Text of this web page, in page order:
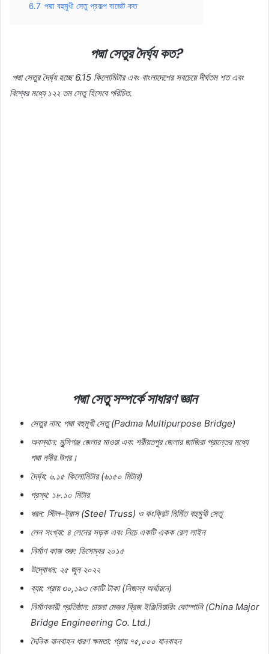
6.7 পদ্মা বহুমুখী সেতু প্রকল্প বাজেট কত
পদ্মা সেতুর দৈর্ঘ্য কত?
পদ্মা সেতুর দৈর্ঘ্য হচ্ছে 6.15 কিলোমিটার এবং বাংলাদেশের সবচেয়ে দীর্ঘতম শত এবং
বিশ্বের মধ্যে ১২২ তম সেতু হিসেবে পরিচিত.
পদ্মা সেতুসম্পর্কেসাধারণজ্ঞান
সেতুর নাম: পদ্মা বহুমুখী সেতু(Padma Multipurpose Bridge)
অবস্থান: মুন্সিগঞ্জ জেলার মাওয়া এবং শরীয়তপুর জেলার জাজিরা প্রান্তের মধ্যে
পদ্মা নদীর উপর।
দৈর্ঘ্য: ৬.১৫ কিলোমিটার(৬১৫০ মিটার)
প্রস্থ: ১৮.১০ মিটার
ধরন: স্টিল–ট্রাস(Steel Truss) ও কংক্রিট নির্মিত বহুমুখী সেতু
লেন সংখ্যা: ৪ লেনের সড়ক এবং নিচে একটি একক রেল লাইন
নির্মাণ কাজ শুরু: ডিসেম্বর ২০১৫
উদ্বোধন: ২৫ জুন ২০২২
ব্যয়: প্রায় ৩০,১৯৩ কোটি টাকা(নিজস্ব অর্থায়নে)
নির্মাণকারী প্রতিষ্ঠান: চায়না মেজর ব্রিজ ইঞ্জিনিয়ারিং কোম্পানি(China Major
Bridge Engineering Co. Ltd.)
দৈনিক যানবাহন ধারণ ক্ষমতা: প্রায় ৭৫,০০০ যানবাহন